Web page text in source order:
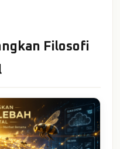
Filosofi